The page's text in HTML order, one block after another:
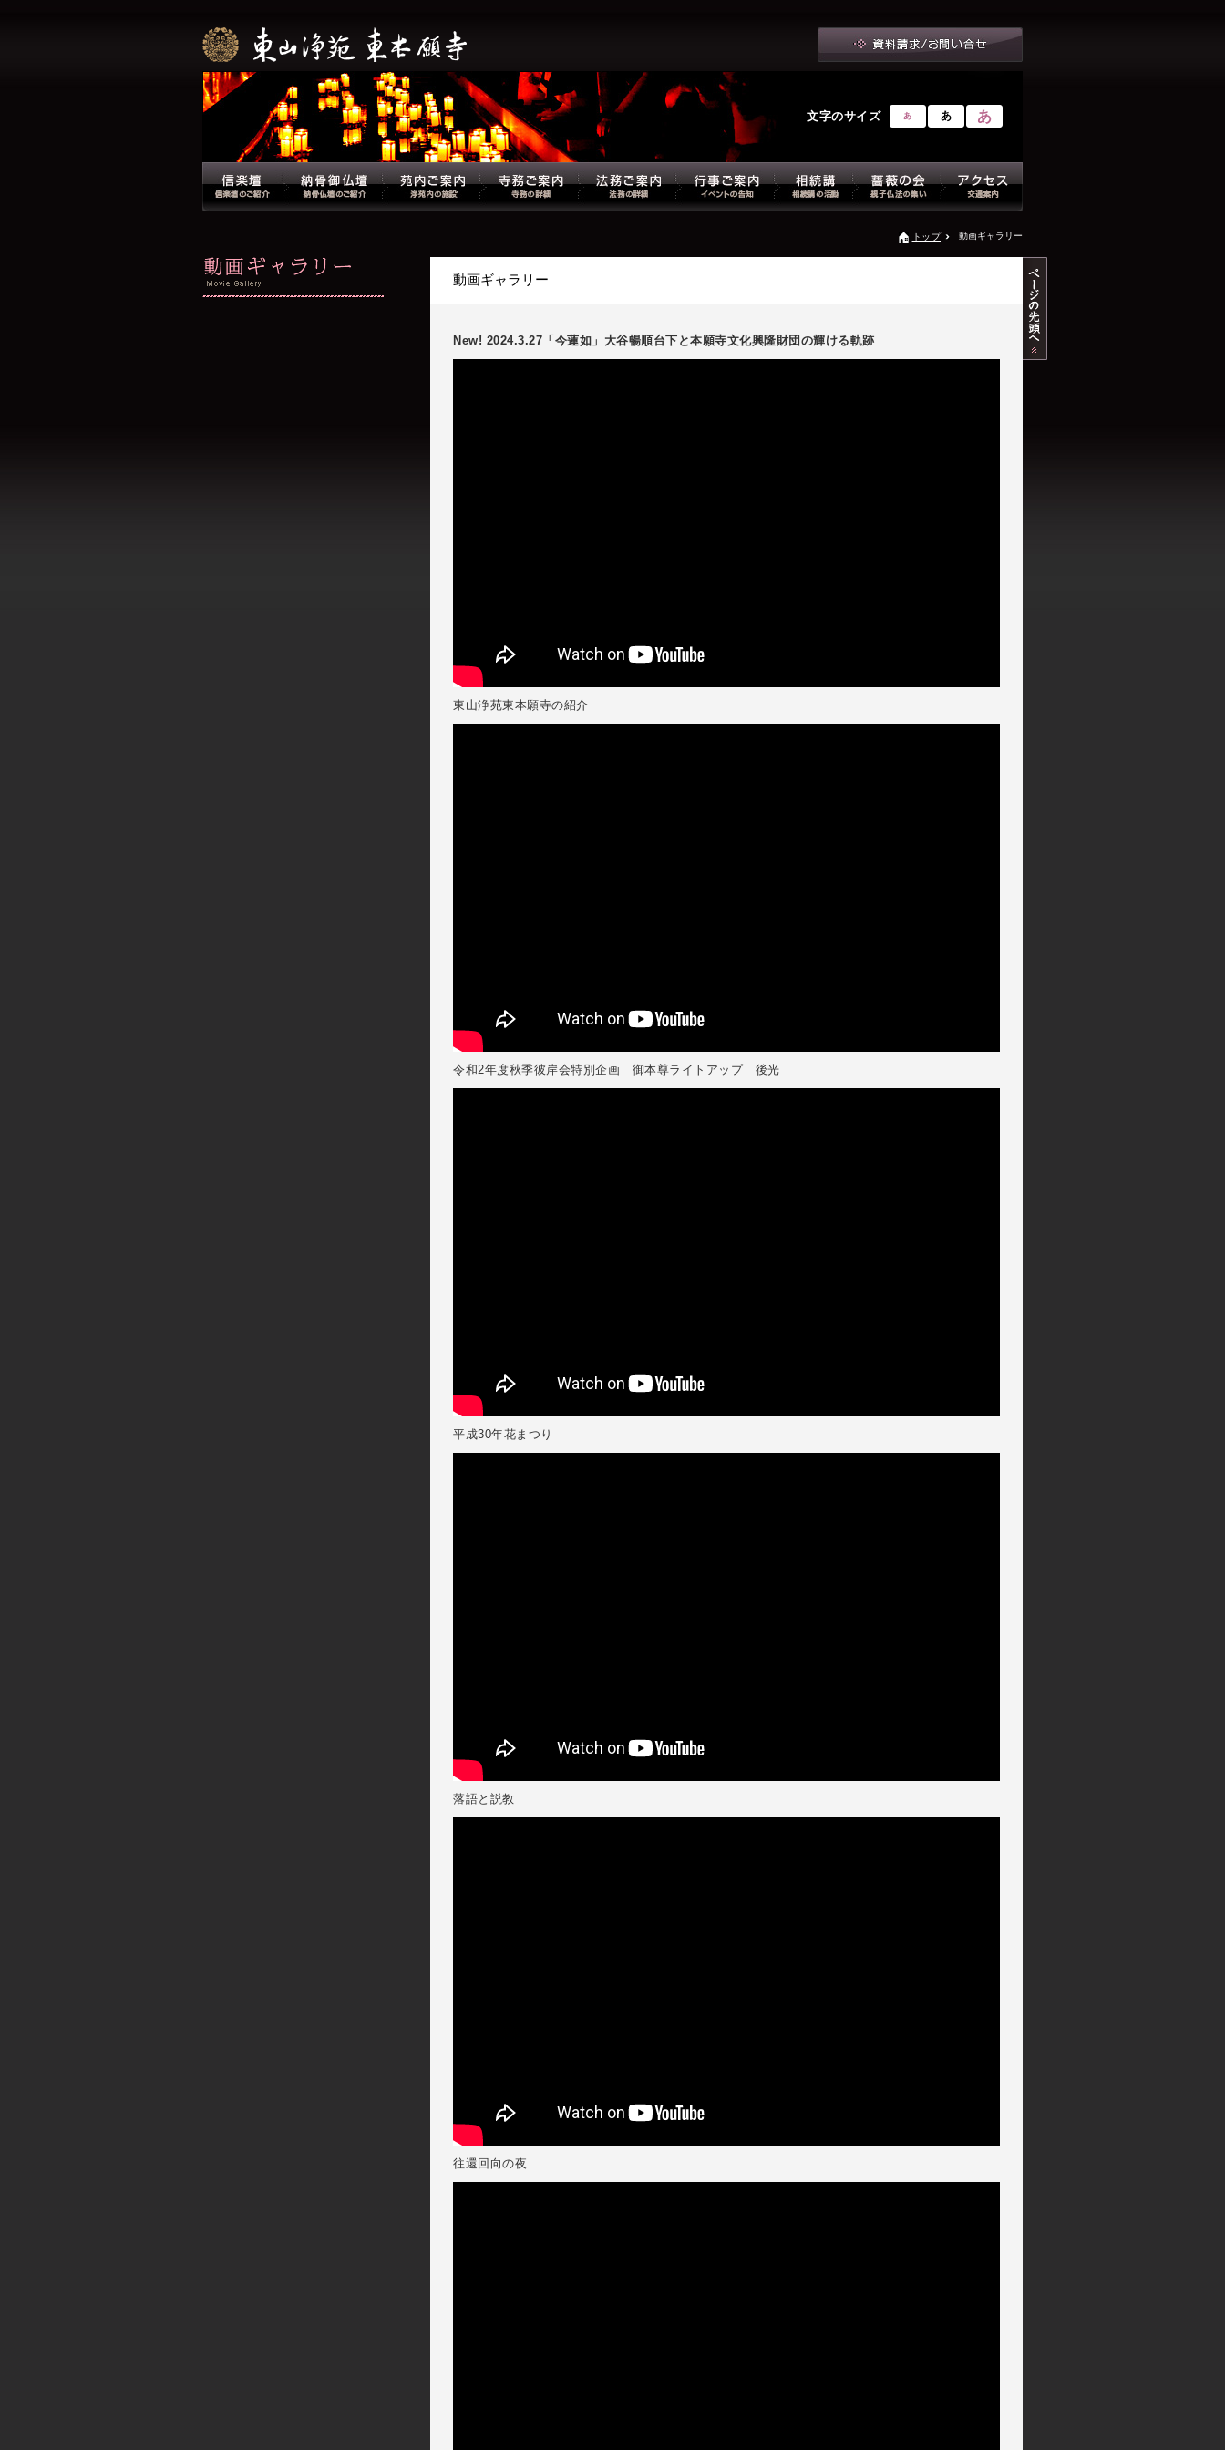
文字のサイズ あ あ あ
トップ 動画ギャラリー
動画ギャラリー
New! 2024.3.27「今蓮如」大谷暢順台下と本願寺文化興隆財団の輝ける軌跡
東山浄苑東本願寺の紹介
令和2年度秋季彼岸会特別企画 御本尊ライトアップ 後光
平成30年花まつり
落語と説教
往還回向の夜